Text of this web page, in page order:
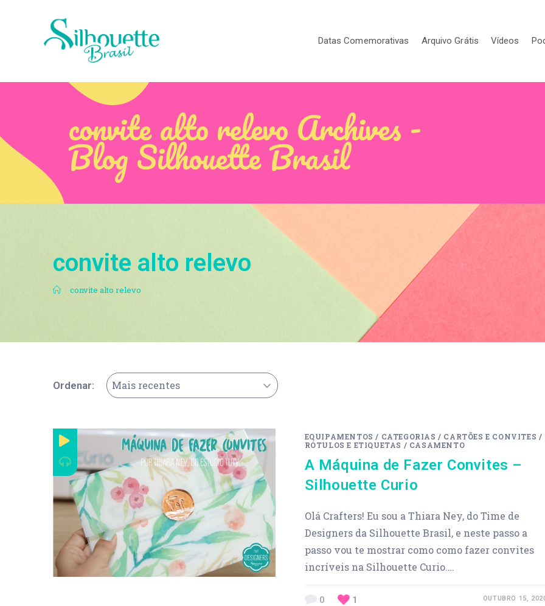
Datas Comemorativas Arquivo Grátis Vídeos
convite alto relevo Archives -
Blog Silhouette Brasil
convite alto relevo
. convite alto relevo
Ordenar: Mais recentes
EQUIPAMENTOS / CATEGORIAS / CARTÕES E CONVITES /
RÓTULOS E ETIQUETAS / CASAMENTO
A Máquina de Fazer Convites –
Silhouette Curio
Olá Crafters! Eu sou a Thiara Ney, do Time de
Designers da Silhouette Brasil, e neste passo a
passo vou te mostrar como como fazer convites
incríveis na Silhouette Curio.…
0 1 OUTUBRO 15,